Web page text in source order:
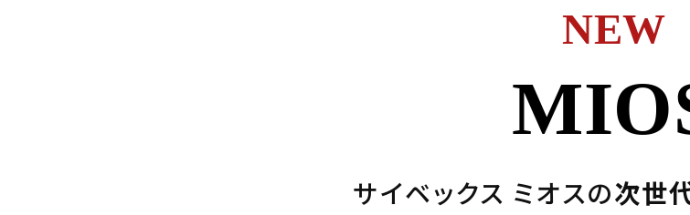
NEW
サイベックス ミオスの次世